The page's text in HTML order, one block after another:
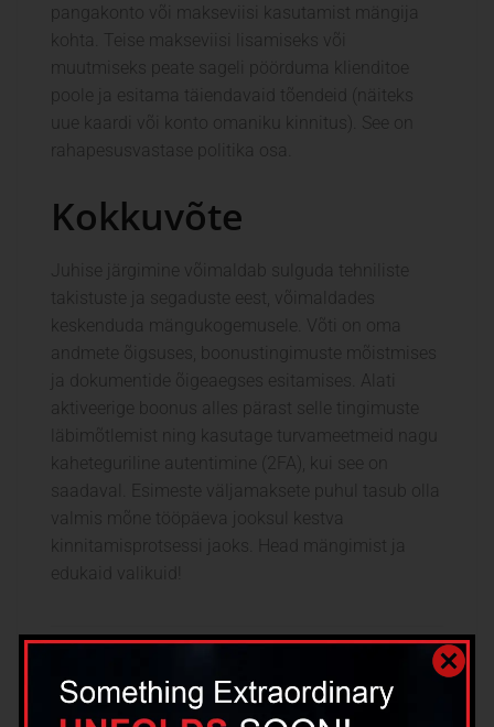
pangakonto või makseviisi kasutamist mängija
kohta. Teise makseviisi lisamiseks või
muutmiseks peate sageli pöörduma klienditoe
poole ja esitama täiendavaid tõendeid (näiteks
uue kaardi või konto omaniku kinnitus). See on
rahapesusvastase politika osa.
Kokkuvõte
Juhise järgimine võimaldab sulguda tehniliste
takistuste ja segaduste eest, võimaldades
keskenduda mängukogemusele. Võti on oma
andmete õigsuses, boonustingimuste mõistmises
ja dokumentide õigeaegses esitamises. Alati
aktiveerige boonus alles pärast selle tingimuste
läbimõtlemist ning kasutage turvameetmeid nagu
kaheteguriline autentimine (2FA), kui see on
saadaval. Esimeste väljamaksete puhul tasub olla
valmis mõne tööpäeva jooksul kestva
kinnitamisprotsessi jaoks. Head mängimist ja
edukaid valikuid!